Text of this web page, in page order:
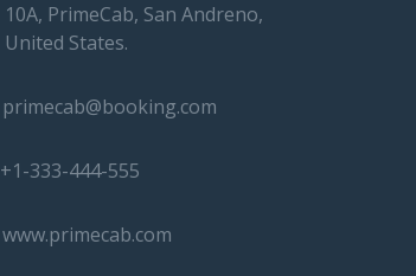
10A, PrimeCab, San Andreno,
United States.
primecab@booking.com
+1-333-444-555
www.primecab.com